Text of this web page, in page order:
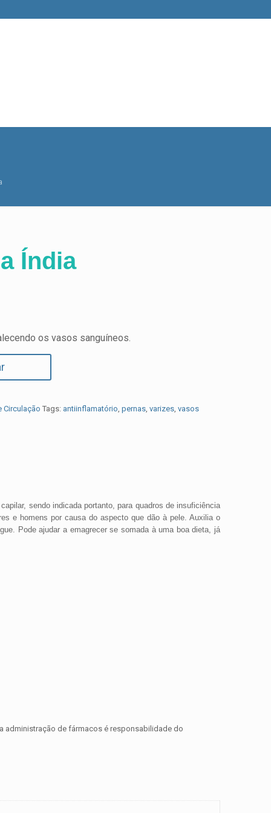
Índia
os vasos sanguíneos.
Circulação Tags: antiinflamatório, pernas, varizes, vasos
sendo indicada portanto, para quadros de insuficiência
e homens por causa do aspecto que dão à pele. Auxilia o
Pode ajudar a emagrecer se somada à uma boa dieta, já
administração de fármacos é responsabilidade do